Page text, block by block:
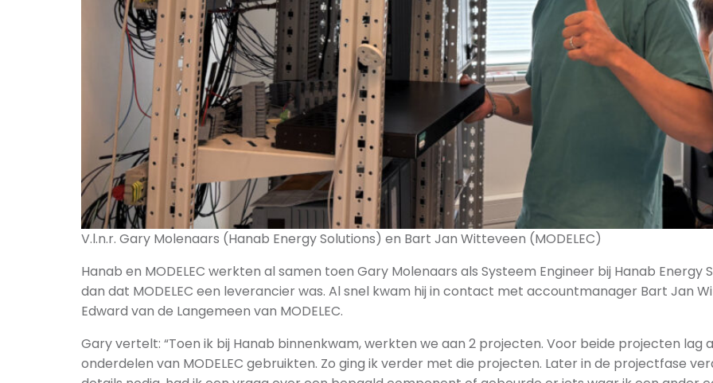
V.l.n.r. Gary Molenaars (Hanab Energy Solutions) en Bart Jan Witteveen (MODELEC)
Hanab en MODELEC werkten al samen toen Gary Molenaars als Systeem Engineer bij Hanab
dan dat MODELEC een leverancier was. Al snel kwam hij in contact met accountmanager Bart Jan
Edward van de Langemeen van MODELEC.
Gary vertelt: “Toen ik bij Hanab binnenkwam, werkten we aan 2 projecten. Voor beide projecten
onderdelen van MODELEC gebruikten. Zo ging ik verder met die projecten. Later in de projectfase